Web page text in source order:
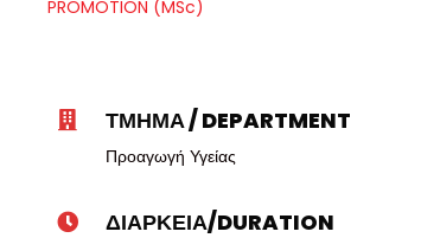
PROMOTION (MSc)
ΤΜΗΜΑ / DEPARTMENT
Προαγωγή Υγείας
ΔΙΑΡΚΕΙΑ/DURATION